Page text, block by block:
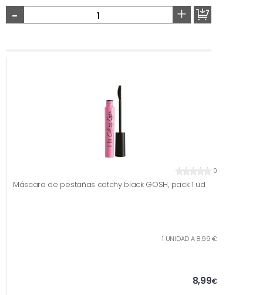
- +
0
Máscara de pestañas catchy black GOSH, pack 1 ud
1 UNIDAD A 8,99 €
8,99€